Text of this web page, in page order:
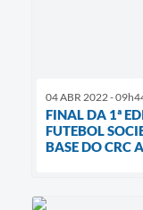
04 ABR 2022 -
FINAL DA 1ª
FUTEBOL
BASE DO CRC